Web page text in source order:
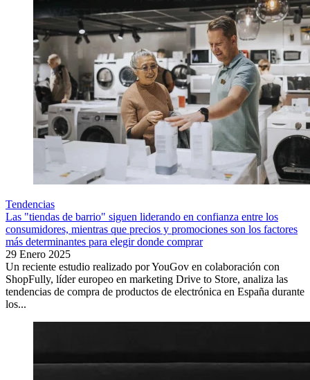
Tendencias
Las "tiendas de barrio" siguen liderando en confianza entre los
consumidores, mientras que precios y promociones son los factores
más determinantes para elegir donde comprar
29 Enero 2025
Un reciente estudio realizado por YouGov en colaboración con
ShopFully, líder europeo en marketing Drive to Store, analiza las
tendencias de compra de productos de electrónica en España durante
los...